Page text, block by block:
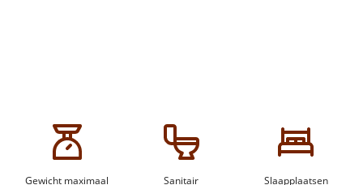
Gewicht maximaal Sanitair Slaapplaatsen